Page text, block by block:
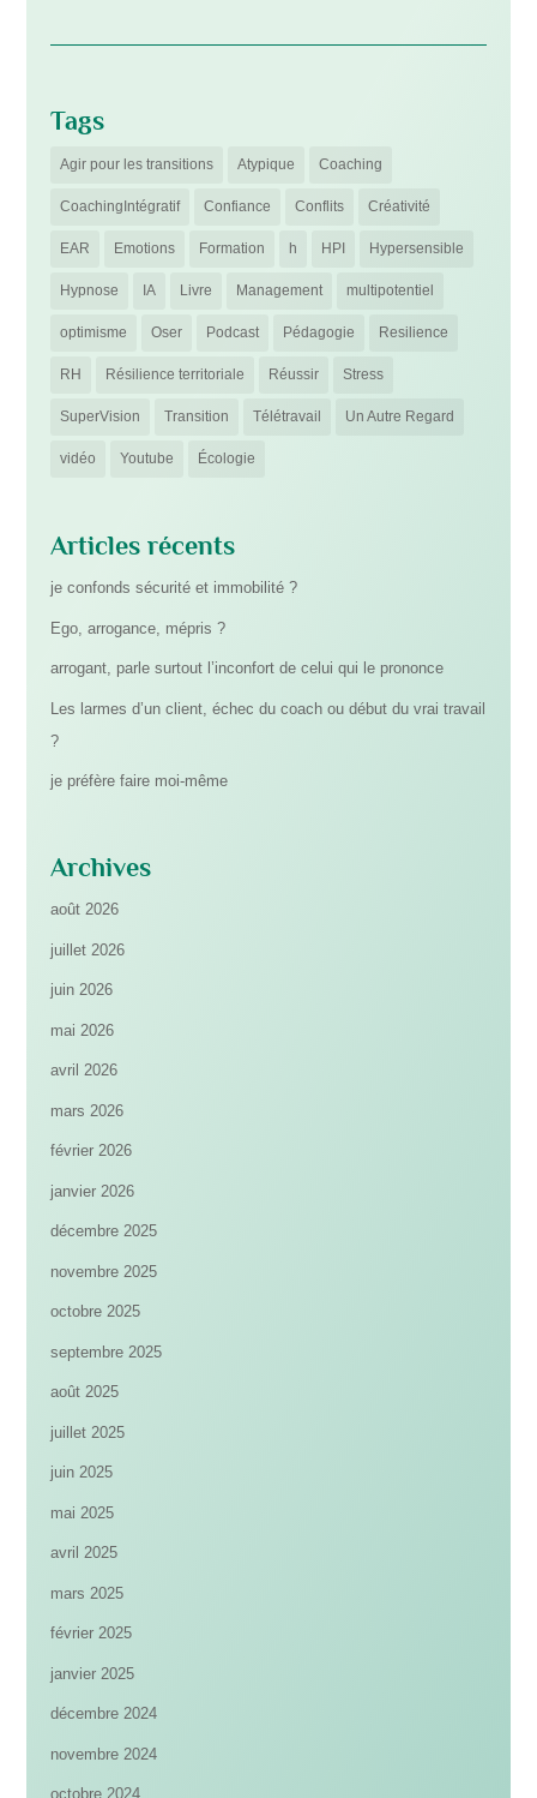
Tags
Agir pour les transitions Atypique Coaching
CoachingIntégratif Confiance Conflits Créativité
EAR Emotions Formation h HPI Hypersensible
Hypnose IA Livre Management multipotentiel
optimisme Oser Podcast Pédagogie Resilience
RH Résilience territoriale Réussir Stress
SuperVision Transition Télétravail Un Autre Regard
vidéo Youtube Écologie
Articles récents
je confonds sécurité et immobilité ?
Ego, arrogance, mépris ?
arrogant, parle surtout l’inconfort de celui qui le prononce
Les larmes d’un client, échec du coach ou début du vrai travail
?
je préfère faire moi-même
Archives
août 2026
juillet 2026
juin 2026
mai 2026
avril 2026
mars 2026
février 2026
janvier 2026
décembre 2025
novembre 2025
octobre 2025
septembre 2025
août 2025
juillet 2025
juin 2025
mai 2025
avril 2025
mars 2025
février 2025
janvier 2025
décembre 2024
novembre 2024
octobre 2024